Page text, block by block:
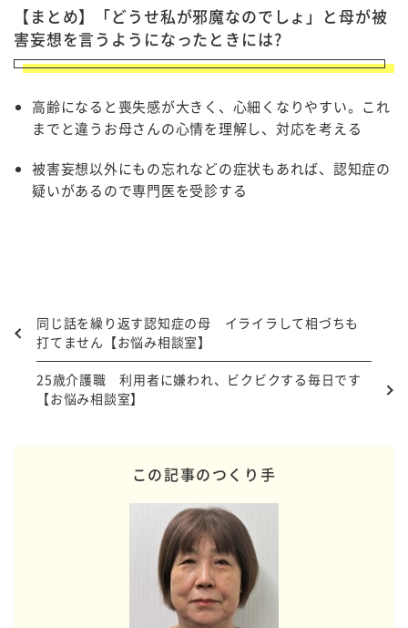
【まとめ】「どうせ私が邪魔なのでしょ」と母が被
害妄想を言うようになったときには?
高齢になると喪失感が大きく、心細くなりやすい。これ
までと違うお母さんの心情を理解し、対応を考える
被害妄想以外にもの忘れなどの症状もあれば、認知症の
疑いがあるので専門医を受診する
同じ話を繰り返す認知症の母 イライラして相づちも
打てません【お悩み相談室】
25歳介護職 利用者に嫌われ、ビクビクする毎日です
【お悩み相談室】
この記事のつくり手